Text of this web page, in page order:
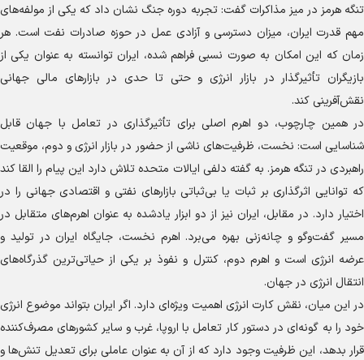
تنگه هرمز در میز مذاکرات گفت: تجربه دوره جنگ نشان داد که یکی از مولفه‌های
مهم قدرت ایران، میزان دسترسی و آزادی عمل در حوزه صادرات نفت است. هر
زمان که این امکان به صورت نسبی فراهم شده، ایران توانسته به عنوان یکی از
بازیگران تأثیرگذار در بازار انرژی و حتی تا حدی در بازار‌های مالی جهانی
نقش‌آفرینی کند.
در همین چارچوب، دو اهرم اصلی برای تأثیرگذاری در تعامل با جهان قابل
شناسایی است: نخست، ظرفیت‌های ناشی از حضور در بازار انرژی و دوم، موقعیت
راهبردی در تنگه هرمز. به گفته دلفی ایالات متحده تلاش دارد این پیام را القا کند
که توانایی اثرگذاری بر ثبات یا بی‌ثباتی بازار‌های نفتی و اقتصادی جهانی را در
اختیار دارد. در مقابل، ایران نیز از دو ابزار یادشده به عنوان اهرم‌های متقابل در
مسیر گفت‌و‌گو و چانه‌زنی بهره می‌برد. اهرم نخست، جایگاه ایران در تولید و
عرضه انرژی است و اهرم دوم، کنترل و نفوذ بر یکی از حیاتی‌ترین گذرگاه‌های
انتقال انرژی در جهان.
در این میان، نقش کارت انرژی اهمیت ویژه‌ای دارد. اگر ایران بتواند موضوع انرژی
خود را به گونه‌ای در دستور کار تعامل با اروپا، غرب و سایر کشور‌های مصرف‌کننده
قرار بدهد، این ظرفیت وجود دارد که از آن به عنوان عاملی برای تعدیل تنش‌ها و